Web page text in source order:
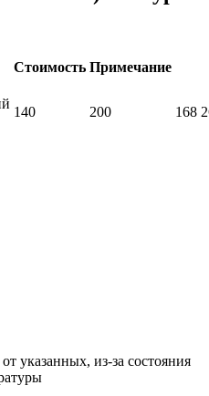
Стоимость Примечание
140 200 168
указанных, из-за состояния